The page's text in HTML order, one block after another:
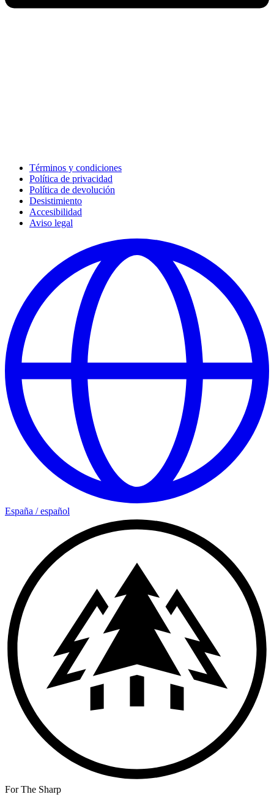
Términos y condiciones
Política de privacidad
Política de devolución
Desistimiento
Accesibilidad
Aviso legal
España /español
For The Sharp